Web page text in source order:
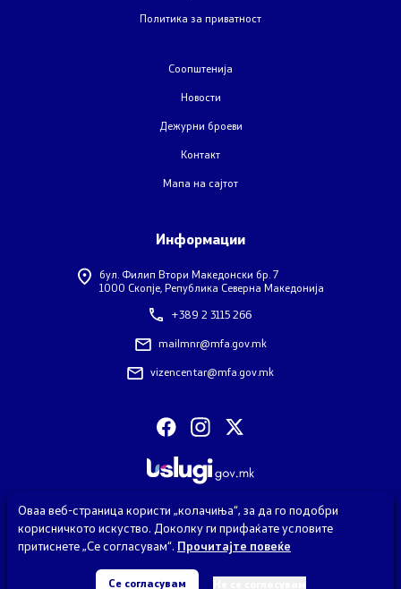
Договори, резолуции и мерки
Меѓународни договори
Рестриктивни мерки
Патот до Преспа
COVID-19 Протоколи
Kонтрола за извоз на стоки и технологии со двојна
Информации од јавен карактер
Политика за приватност
Соопштенија
Новости
Дежурни броеви
Контакт
Мапа на сајтот
Информации
бул. Филип Втори Македонски бр. 7
1000 Скопје, Република Северна Македонија
+389 2 3115 266
mailmnr@mfa.gov.mk
vizencentar@mfa.gov.mk
© 2026 Министерство за надворешни работи и надворешна
трговија
Оваа веб-страница користи „колачиња“, за да го подобри
корисничкото искуство. Доколку ги прифаќате условите
притиснете „Се согласувам“. Прочитајте повеќе
Се согласувам